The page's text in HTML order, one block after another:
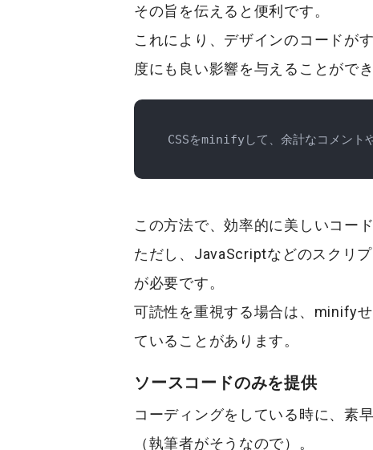
その旨を伝えると便利です。
これにより、デザインのコードが
度にも良い影響を与えることができ
CSSをminifyして、余計なコメント
この方法で、効率的に美しいコー
ただし、JavaScriptなどのスクリ
が必要です。
可読性を重視する場合は、minify
ていることがあります。
ソースコードのみを提供
コーディングをしている時に、素
（執筆者がそうなので）。